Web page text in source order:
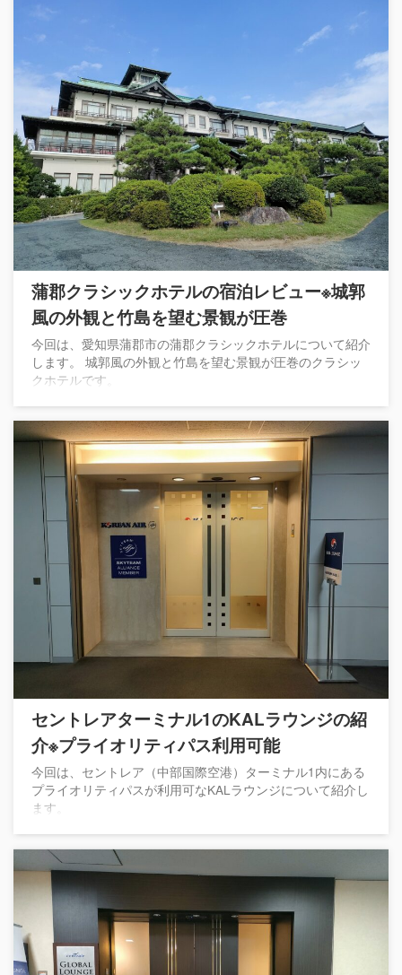
蒲郡クラシックホテルの宿泊レビュー※城郭
風の外観と竹島を望む景観が圧巻
今回は、愛知県蒲郡市の蒲郡クラシックホテルについて紹介
します。 城郭風の外観と竹島を望む景観が圧巻のクラシッ
クホテルです。
セントレアターミナル1のKALラウンジの紹
介※プライオリティパス利用可能
今回は、セントレア（中部国際空港）ターミナル1内にある
プライオリティパスが利用可なKALラウンジについて紹介し
ます。